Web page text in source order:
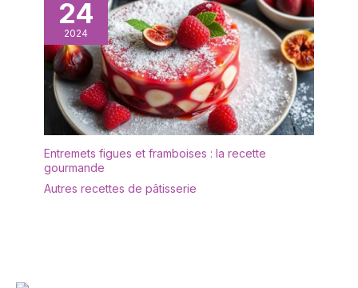
24
2024
Entremets figues et framboises : la recette
gourmande
Autres recettes de pâtisserie